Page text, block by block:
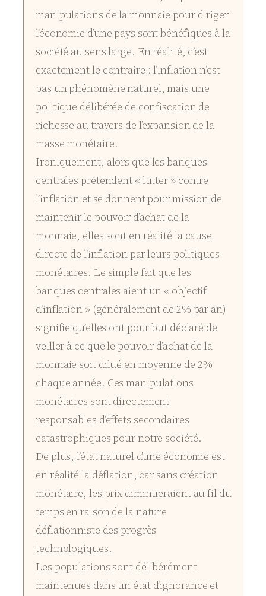
manipulations de la monnaie pour diriger
l’économie d’une pays sont bénéfiques à la
société au sens large. En réalité, c’est
exactement le contraire : l’inflation n’est
pas un phénomène naturel, mais une
politique délibérée de confiscation de
richesse au travers de l’expansion de la
masse monétaire.
Ironiquement, alors que les banques
centrales prétendent « lutter » contre
l’inflation et se donnent pour mission de
maintenir le pouvoir d’achat de la
monnaie, elles sont en réalité la cause
directe de l’inflation par leurs politiques
monétaires. Le simple fait que les
banques centrales aient un « objectif
d’inflation » (généralement de 2% par an)
signifie qu’elles ont pour but déclaré de
veiller à ce que le pouvoir d’achat de la
monnaie soit dilué en moyenne de 2%
chaque année. Ces manipulations
monétaires sont directement
responsables d’effets secondaires
catastrophiques pour notre société.
De plus, l’état naturel d’une économie est
en réalité la déflation, car sans création
monétaire, les prix diminueraient au fil du
temps en raison de la nature
déflationniste des progrès
technologiques.
Les populations sont délibérément
maintenues dans un état d’ignorance et